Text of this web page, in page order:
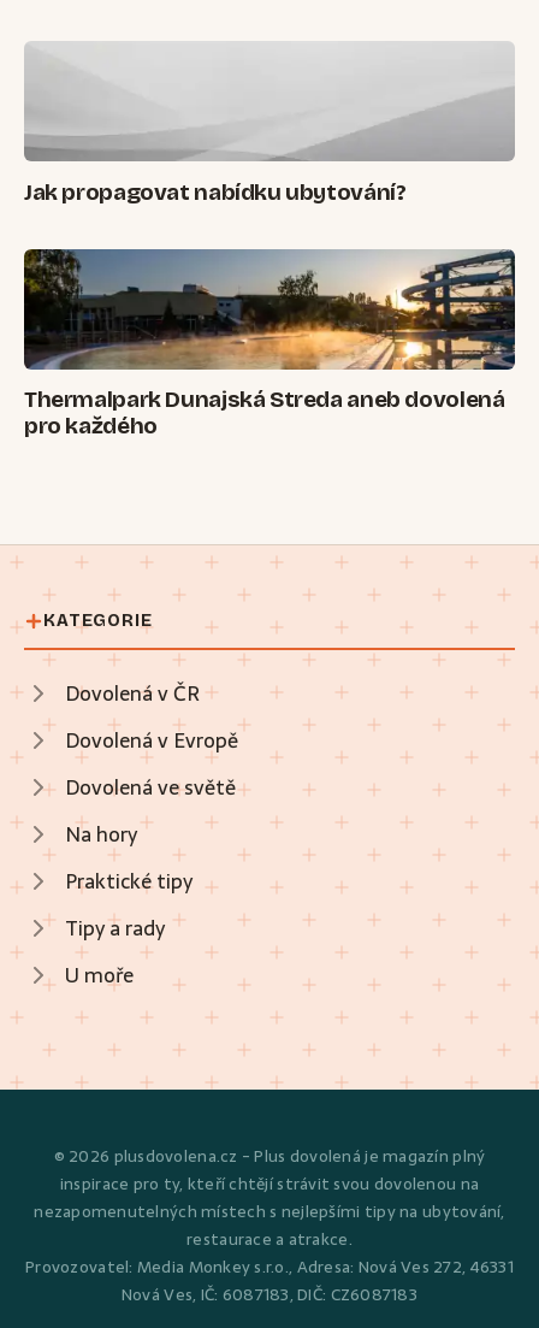
Jak propagovat nabídku ubytování?
Thermalpark Dunajská Streda aneb dovolená
pro každého
KATEGORIE
Dovolená v ČR
Dovolená v Evropě
Dovolená ve světě
Na hory
Praktické tipy
Tipy a rady
U moře
© 2026 plusdovolena.cz - Plus dovolená je magazín plný
inspirace pro ty, kteří chtějí strávit svou dovolenou na
nezapomenutelných místech s nejlepšími tipy na ubytování,
restaurace a atrakce.
Provozovatel: Media Monkey s.r.o., Adresa: Nová Ves 272, 46331
Nová Ves, IČ: 6087183, DIČ: CZ6087183